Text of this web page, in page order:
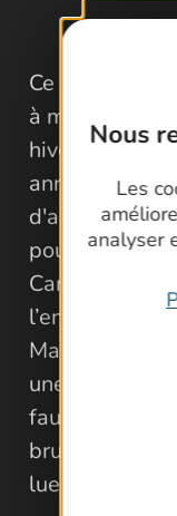
Nous
Les
analyser
Ce matin, une
à merveille
hivernal. Des
annoncent
d'année.
pour se
Camargue,
l’entrée de la
Mahistre. Une
une journée
faune
brumeuse du
lueurs du